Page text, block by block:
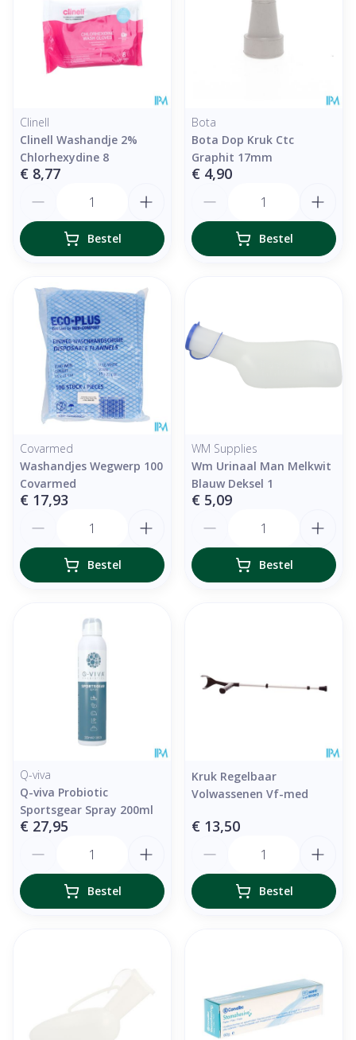
Clinell
Clinell Washandje 2%
Chlorhexydine 8
€ 8,77
Bestel
Bota
Bota Dop Kruk Ctc
Graphit 17mm
€ 4,90
Bestel
Covarmed
Washandjes Wegwerp 100
Covarmed
€ 17,93
Bestel
WM Supplies
Wm Urinaal Man Melkwit
Blauw Deksel 1
€ 5,09
Bestel
Q-viva
Q-viva Probiotic
Sportsgear Spray 200ml
€ 27,95
Bestel
Kruk Regelbaar
Volwassenen Vf-med
€ 13,50
Bestel